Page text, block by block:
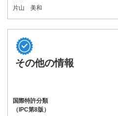
片山 美和
その他の情報
国際特許分類
（IPC第8版）